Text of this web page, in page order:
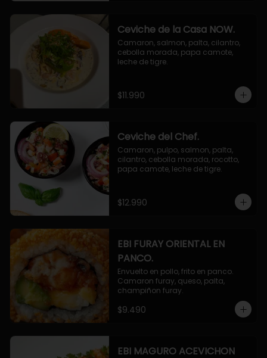
Ceviche de la Casa NOW.
Camaron, salmon, palta, cilantro,
cebolla morada, papa camote,
leche de tigre.
$11.990
Ceviche del Chef.
Camaron, pulpo, salmon, palta,
cilantro, cebolla morada, rocotto,
papa camote, leche de tigre.
$12.990
EBI FURAY ORIENTAL EN
PANCO.
Envuelto en pollo, frito en panco.
Camaron furay, queso, palta,
champiñon furay.
$9.490
EBI MAGURO ACEVICHON